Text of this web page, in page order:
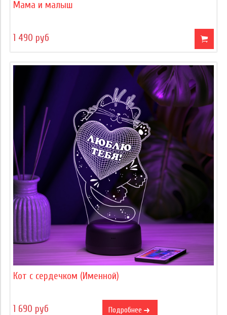
Мама и малыш
1 490 руб
Кот с сердечком (Именной)
1 690 руб Подробнее